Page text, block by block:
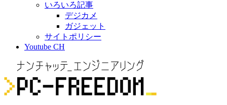
いろいろ記事
デジカメ
ガジェット
サイトポリシー
Youtube CH